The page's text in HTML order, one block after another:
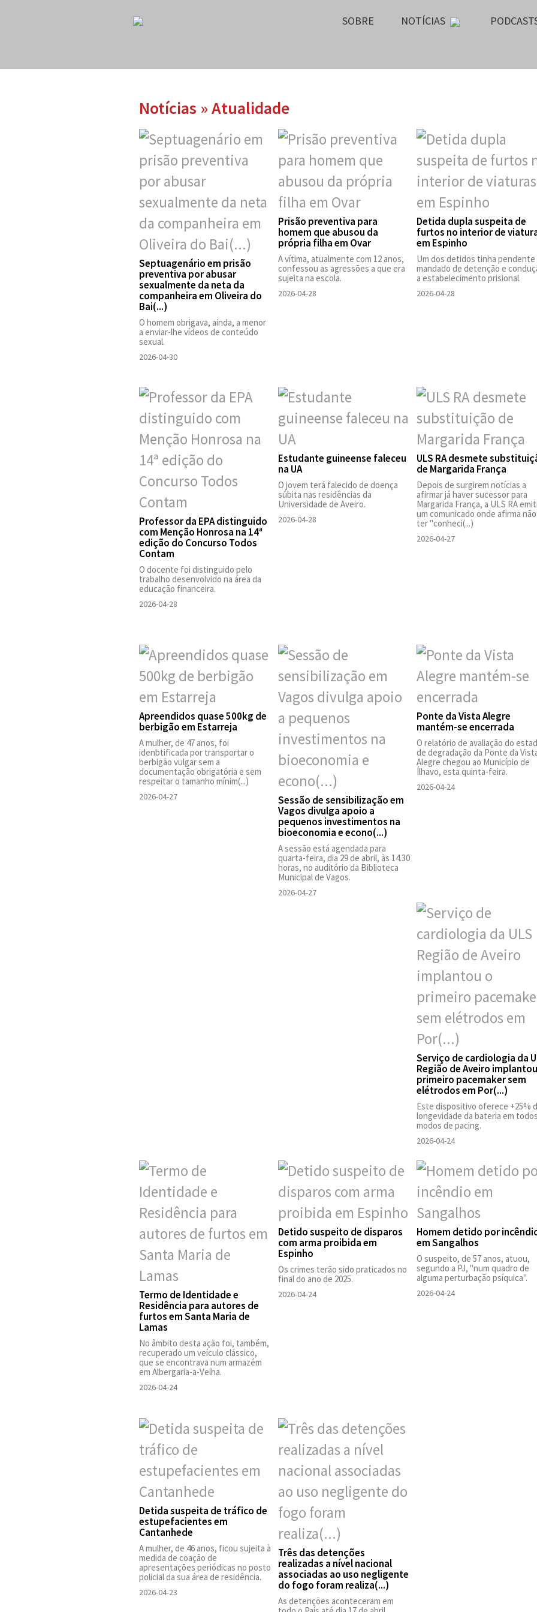
SOBRE NOTÍCIAS
Notícias » Atualidade
Septuagenário em prisão
preventiva por abusar
sexualmente da neta da
companheira em Oliveira do
Bai(...)
O homem obrigava, ainda, a menor
a enviar-lhe vídeos de conteúdo
sexual.
2026-04-30
Prisão preventiva para
homem que abusou da
própria filha em Ovar
A vítima, atualmente com 12 anos,
confessou as agressões a que era
sujeita na escola.
2026-04-28
Detida dupla suspeita de
furtos no interior de
em Espinho
Um dos detidos tinha pendente
mandado de detenção e
a estabelecimento prisional.
2026-04-28
Professor da EPA distinguido
com Menção Honrosa na 14ª
edição do Concurso Todos
Contam
O docente foi distinguido pelo
trabalho desenvolvido na área da
educação financeira.
2026-04-28
Estudante guineense faleceu
na UA
O jovem terá falecido de doença
súbita nas residências da
Universidade de Aveiro.
2026-04-28
ULS RA desmete
de Margarida França
Depois de surgirem notícias a
afirmar já haver sucessor para
Margarida França, a ULS RA
um comunicado onde afirma não
ter "conheci(...)
2026-04-27
Apreendidos quase 500kg de
berbigão em Estarreja
A mulher, de 47 anos, foi
idenbtificada por transportar o
berbigão vulgar sem a
documentação obrigatória e sem
respeitar o tamanho mínim(...)
2026-04-27
Sessão de sensibilização em
Vagos divulga apoio a
pequenos investimentos na
bioeconomia e econo(...)
A sessão está agendada para
quarta-feira, dia 29 de abril, às 14.30
horas, no auditório da Biblioteca
Municipal de Vagos.
2026-04-27
Ponte da Vista Alegre
mantém-se encerrada
O relatório de avaliação do
de degradação da Ponte da
Alegre chegou ao Município de
Ílhavo, esta quinta-feira.
2026-04-24
Serviço de cardiologia da
Região de Aveiro
primeiro pacemaker sem
elétrodos em Por(...)
Este dispositivo oferece +25%
longevidade da bateria em
modos de pacing.
2026-04-24
Termo de Identidade e
Residência para autores de
furtos em Santa Maria de
Lamas
No âmbito desta ação foi, também,
recuperado um veículo clássico,
que se encontrava num armazém
em Albergaria-a-Velha.
2026-04-24
Detido suspeito de disparos
com arma proibida em
Espinho
Os crimes terão sido praticados no
final do ano de 2025.
2026-04-24
Homem detido por
em Sangalhos
O suspeito, de 57 anos, atuou,
segundo a PJ, "num quadro de
alguma perturbação psíquica".
2026-04-24
Detida suspeita de tráfico de
estupefacientes em
Cantanhede
A mulher, de 46 anos, ficou sujeita à
medida de coação de
apresentações periódicas no posto
policial da sua área de residência.
2026-04-23
Três das detenções
realizadas a nível nacional
associadas ao uso negligente
do fogo foram realiza(...)
As detenções aconteceram em